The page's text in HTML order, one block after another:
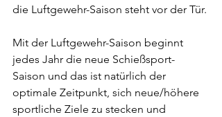
die Luftgewehr-Saison steht vor der Tür.
Mit der Luftgewehr-Saison beginnt
jedes Jahr die neue Schießsport-
Saison und das ist natürlich der
optimale Zeitpunkt, sich neue/höhere
sportliche Ziele zu stecken und